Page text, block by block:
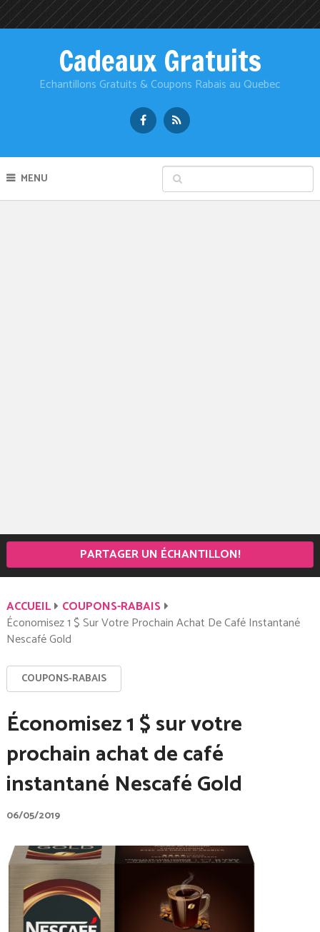
Cadeaux Gratuits
Echantillons Gratuits & Coupons Rabais au Quebec
MENU
PARTAGER UN ÉCHANTILLON!
ACCUEIL
COUPONS-RABAIS
Économisez 1 $ Sur Votre Prochain Achat De Café Instantané
Nescafé Gold
COUPONS-RABAIS
Économisez 1 $ sur votre
prochain achat de café
instantané Nescafé Gold
06/05/2019